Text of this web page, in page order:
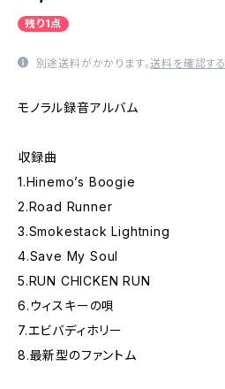
残り1点
別途送料がかかります。送料を確認する
モノラル録音アルバム
収録曲
1.Hinemo’s Boogie
2.Road Runner
3.Smokestack Lightning
4.Save My Soul
5.RUN CHICKEN RUN
6.ウィスキーの唄
7.エビバディホリー
8.最新型のファントム